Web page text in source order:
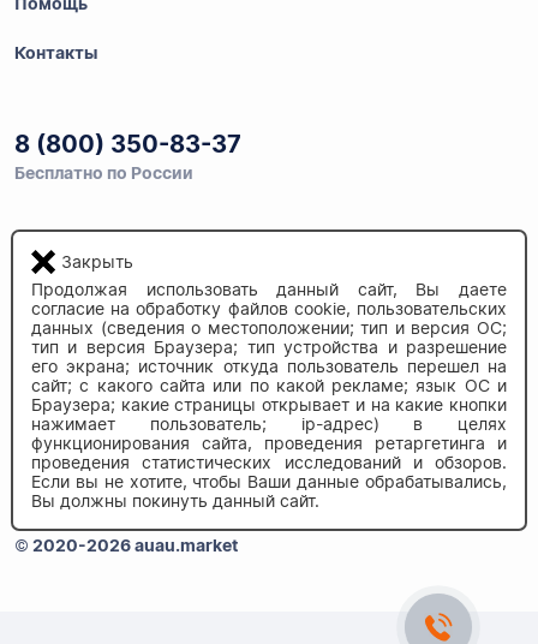
Контакты
8 (800) 350-83-37
Бесплатно по России
Напишите нам
info@auau.market
236027, г.Калининград
ул.Калязинская 6, оф. 2
© 2020-2026 auau.market
Закрыть
Продолжая использовать данный сайт, Вы даете
согласие на обработку файлов cookie, пользовательских
данных (сведения о местоположении; тип и версия ОС;
тип и версия Браузера; тип устройства и разрешение
его экрана; источник откуда пользователь перешел на
сайт; с какого сайта или по какой рекламе; язык ОС и
Браузера; какие страницы открывает и на какие кнопки
нажимает пользователь; ip-адрес) в целях
функционирования сайта, проведения ретаргетинга и
проведения статистических исследований и обзоров.
Если вы не хотите, чтобы Ваши данные обрабатывались,
Вы должны покинуть данный сайт.